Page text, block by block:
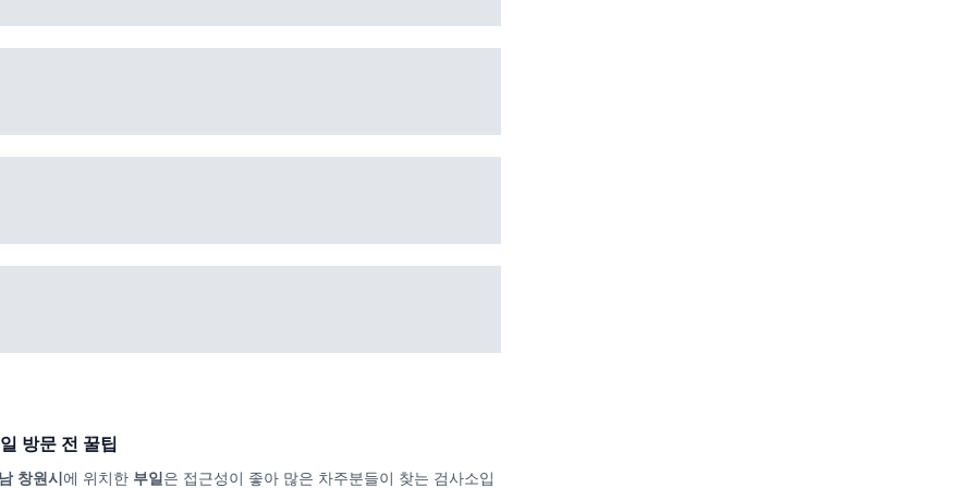
방문 전 꿀팁
창원시 에 위치한 부일 은 접근성이 좋아 많은 차주분들이 찾는 검사소입